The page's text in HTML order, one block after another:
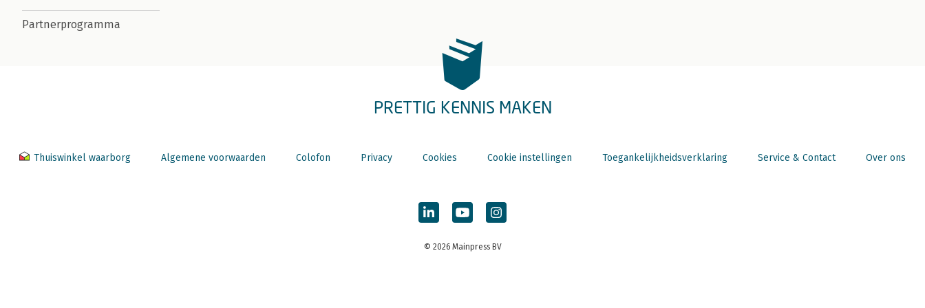
Partnerprogramma
PRETTIG KENNIS MAKEN
Thuiswinkel waarborg Algemene voorwaarden Colofon Privacy Cookies Cookie instellingen Toegankelijkheidsverklaring Service & Contact Over ons
© 2026 Mainpress BV